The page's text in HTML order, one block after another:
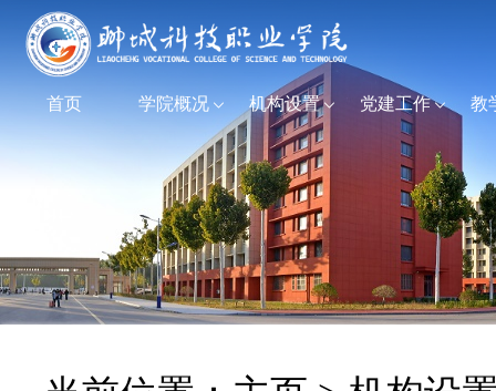
首页 学院概况 机构设置 党建工作 教